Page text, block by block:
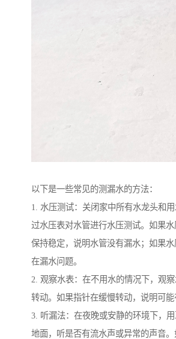
以下是一些常见的测漏水的方法：
1. 水压测试：关闭家中所有水龙头和
过水压表对水管进行水压测试。如果
保持稳定，说明水管没有漏水；如果
在漏水问题。
2. 观察水表：在不用水的情况下，观
转动。如果指针在缓慢转动，说明可能
3. 听漏法：在夜晚或安静的环境下，
地面，听是否有流水声或异常的声音